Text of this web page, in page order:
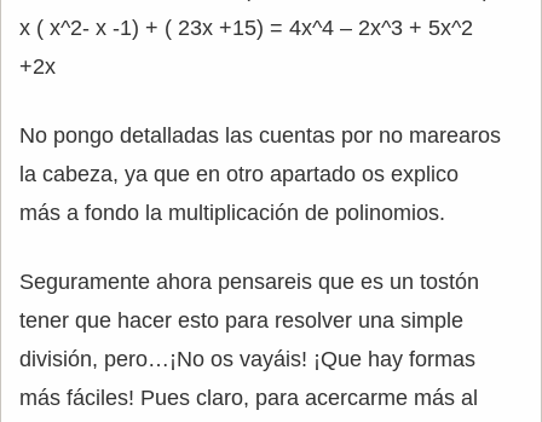
x ( x^2- x -1) + ( 23x +15) = 4x^4 – 2x^3 + 5x^2
+2x
No pongo detalladas las cuentas por no marearos
la cabeza, ya que en otro apartado os explico
más a fondo la multiplicación de polinomios.
Seguramente ahora pensareis que es un tostón
tener que hacer esto para resolver una simple
división, pero…¡No os vayáis! ¡Que hay formas
más fáciles! Pues claro, para acercarme más al